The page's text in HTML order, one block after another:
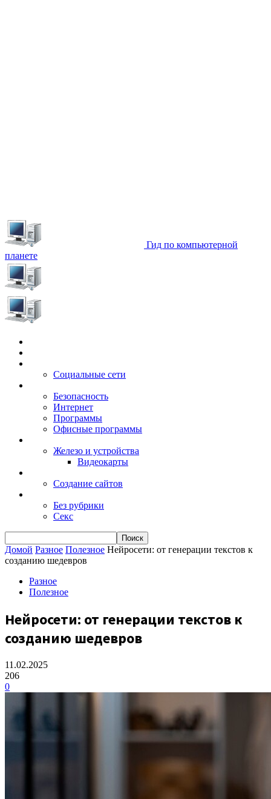
Гид по компьютерной
планете
Социальные сети
Безопасность
Интернет
Программы
Офисные программы
Железо и устройства
Видеокарты
Создание сайтов
Без рубрики
Секс
Домой Разное Полезное Нейросети: от генерации текстов к
созданию шедевров
Разное
Полезное
Нейросети: от генерации текстов к
созданию шедевров
11.02.2025
206
0